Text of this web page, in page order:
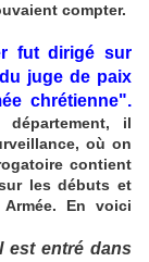
compter.
fut dirigé sur
juge de paix
chrétienne".
il
où on
contient
les débuts et
En voici
est entré dans